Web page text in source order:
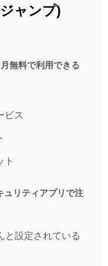
ャンプ)
無料で利用できる
ビス
ト
ュリティアプリで注
と設定されている